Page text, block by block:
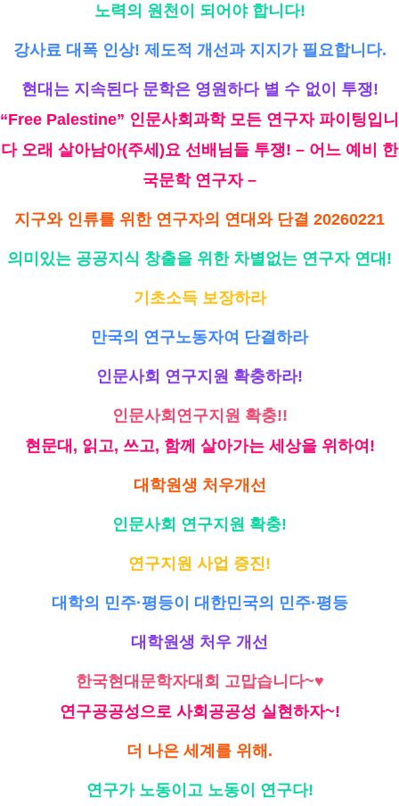
노력의 원천이 되어야 합니다!
강사료 대폭 인상! 제도적 개선과 지지가 필요합니다.
현대는 지속된다 문학은 영원하다 별 수 없이 투쟁!
“Free Palestine” 인문사회과학 모든 연구자 파이팅입니
다 오래 살아남아(주세)요 선배님들 투쟁! – 어느 예비 한
국문학 연구자 –
지구와 인류를 위한 연구자의 연대와 단결 20260221
의미있는 공공지식 창출을 위한 차별없는 연구자 연대!
기초소득 보장하라
만국의 연구노동자여 단결하라
인문사회 연구지원 확충하라!
인문사회연구지원 확충!!
현문대, 읽고, 쓰고, 함께 살아가는 세상을 위하여!
대학원생 처우개선
인문사회 연구지원 확충!
연구지원 사업 증진!
대학의 민주·평등이 대한민국의 민주·평등
대학원생 처우 개선
한국현대문학자대회 고맙습니다~♥
연구공공성으로 사회공공성 실현하자~!
더 나은 세계를 위해.
연구가 노동이고 노동이 연구다!